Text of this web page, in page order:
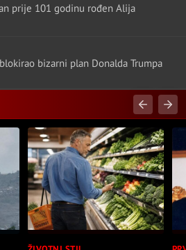
prije 101 godinu rođen Alija
bizarni plan Donalda Trumpa